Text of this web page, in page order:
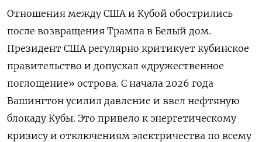
Отношения между США и Кубой обострились
после возвращения Трампа в Белый дом.
Президент США регулярно критикует кубинское
правительство и допускал «дружественное
поглощение» острова. С начала 2026 года
Вашингтон усилил давление и ввел нефтяную
блокаду Кубы. Это привело к энергетическому
кризису и отключениям электричества по всему